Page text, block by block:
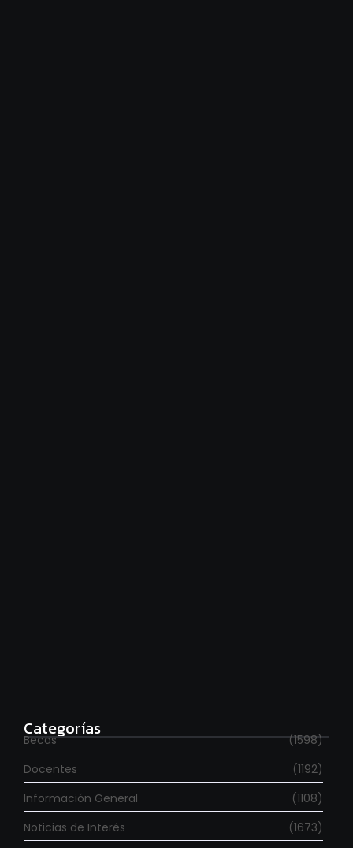
Categorías
Becas
(1598)
Docentes
(1192)
Información General
(1108)
Noticias de Interés
(1673)